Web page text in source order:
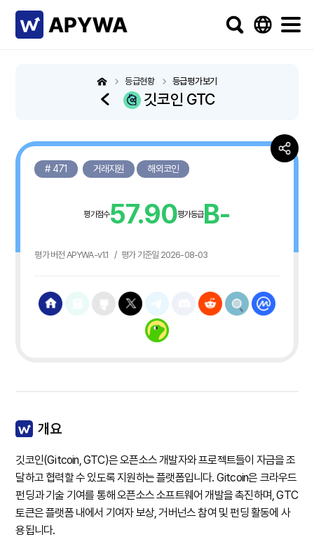
깃코인 GTC
등급현황 등급평가보기
# 471 거래지원 해외코인
평가점수57.90평가등급B-
평가 버전 APYWA-v1.1 / 평가 기준일 2026-08-03
개요
깃코인(Gitcoin, GTC)은 오픈소스 개발자와 프로젝트들이 자금을 조
달하고 협력할 수 있도록 지원하는 플랫폼입니다. Gitcoin은 크라우드
펀딩과 기술 기여를 통해 오픈소스 소프트웨어 개발을 촉진하며, GTC
토큰은 플랫폼 내에서 기여자 보상, 거버넌스 참여 및 펀딩 활동에 사
용됩니다.